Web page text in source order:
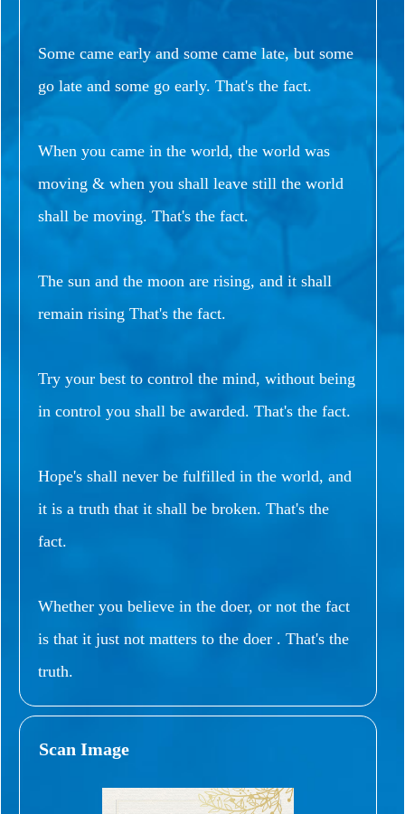
Some came early and some came late, but some
go late and some go early. That's the fact.
When you came in the world, the world was
moving & when you shall leave still the world
shall be moving. That's the fact.
The sun and the moon are rising, and it shall
remain rising That's the fact.
Try your best to control the mind, without being
in control you shall be awarded. That's the fact.
Hope's shall never be fulfilled in the world, and
it is a truth that it shall be broken. That's the
fact.
Whether you believe in the doer, or not the fact
is that it just not matters to the doer . That's the
truth.
Scan Image